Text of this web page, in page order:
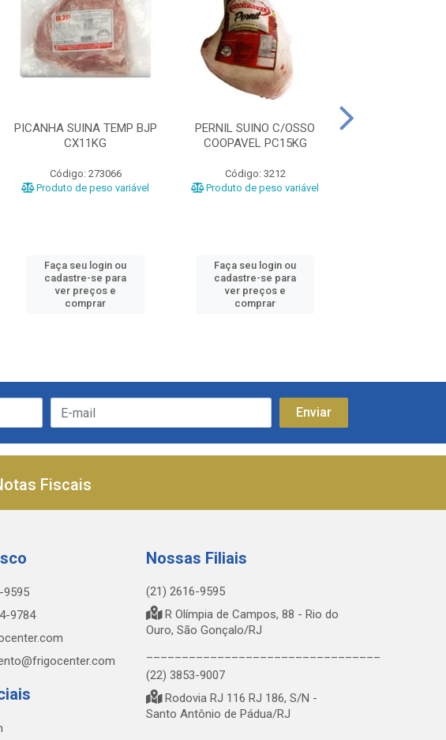
PICANHA SUINA TEMP BJP
CX11KG
Código: 273066
Produto de peso variável
Faça seu login ou
cadastre-se para
ver preços e
comprar
PERNIL SUINO C/OSSO
COOPAVEL PC15KG
Código: 3212
Produto de peso variável
Faça seu login ou
cadastre-se para
ver preços e
comprar
Fiscais
9595
9784
Nossas Filiais
(21) 2616-9595
R Olímpia de Campos, 88 - Rio do
Ouro, São Gonçalo/RJ
(22) 3853-9007
Rodovia RJ 116 RJ 186, S/N -
Santo Antônio de Pádua/RJ